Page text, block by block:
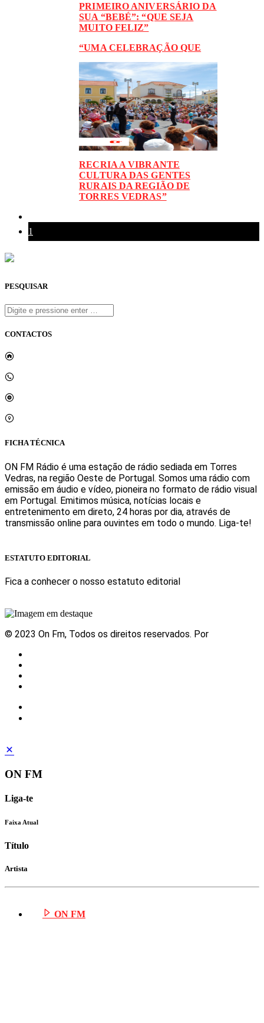
PRIMEIRO ANIVERSÁRIO DA
SUA “BEBÉ”: “QUE SEJA
MUITO FELIZ”
“UMA CELEBRAÇÃO QUE
RECRIA A VIBRANTE
CULTURA DAS GENTES
RURAIS DA REGIÃO DE
TORRES VEDRAS”
1
PESQUISAR
CONTACTOS
FICHA TÉCNICA
ON FM Rádio é uma estação de rádio sediada em Torres
Vedras, na região Oeste de Portugal. Somos uma rádio com
emissão em áudio e vídeo, pioneira no formato de rádio visual
em Portugal. Emitimos música, notícias locais e
entretenimento em direto, 24 horas por dia, através de
transmissão online para ouvintes em todo o mundo. Liga-te!
ESTATUTO EDITORIAL
Fica a conhecer o nosso estatuto editorial
© 2023 On Fm, Todos os direitos reservados. Por
ON FM
Liga-te
Faixa Atual
Título
Artista
ON FM